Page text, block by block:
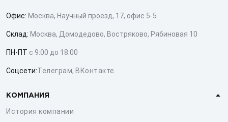
Офис: Москва, Научный проезд, 17, офис 5-5
Склад: Москва, Домодедово, Востряково, Рябиновая 10
ПН-ПТ с 9:00 до 18:00
Соцсети:Телеграм, ВКонтакте
КОМПАНИЯ
История компании